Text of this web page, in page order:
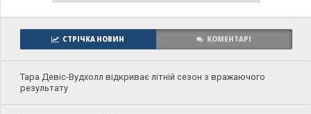
СТРІЧКА НОВИН КОМЕНТАРІ
Тара Девіс-Вудхолл відкриває літній сезон з вражаючого
результату